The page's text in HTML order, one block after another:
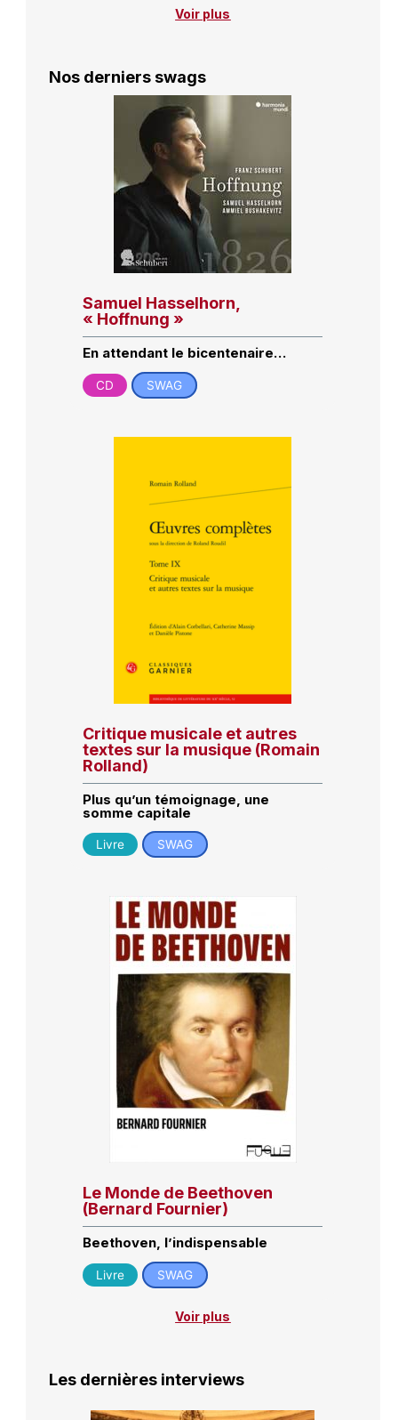
Voir plus
Nos derniers swags
Samuel Hasselhorn,
« Hoffnung »
En attendant le bicentenaire…
CD SWAG
Critique musicale et autres
textes sur la musique (Romain
Rolland)
Plus qu’un témoignage, une
somme capitale
Livre SWAG
Le Monde de Beethoven
(Bernard Fournier)
Beethoven, l’indispensable
Livre SWAG
Voir plus
Les dernières interviews